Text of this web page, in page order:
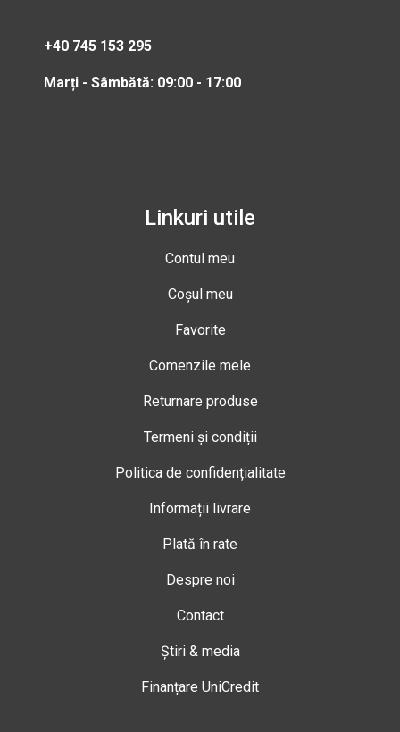
+40 745 153 295
Marți - Sâmbătă: 09:00 - 17:00
Linkuri utile
Contul meu
Coșul meu
Favorite
Comenzile mele
Returnare produse
Termeni și condiții
Politica de confidențialitate
Informații livrare
Plată în rate
Despre noi
Contact
Știri & media
Finanțare UniCredit